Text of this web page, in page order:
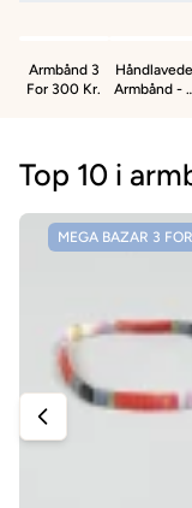
Armbånd 3
For 300 Kr.
Håndlavede
Armbånd -
Top 10 i
MEGA BAZAR 3